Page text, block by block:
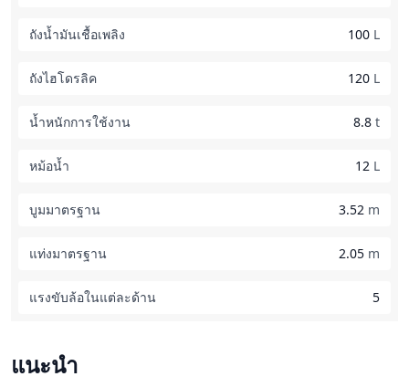
ถังน้ำมันเชื้อเพลิง 100 L
ถังไฮโดรลิค 120 L
น้ำหนักการใช้งาน 8.8 t
หม้อน้ำ 12 L
บูมมาตรฐาน 3.52 m
แท่งมาตรฐาน 2.05 m
แรงขับล้อในแต่ละด้าน 5
แนะนำ